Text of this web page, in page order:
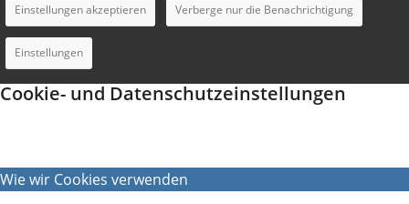
Einstellungen akzeptieren Verberge nur die Benachrichtigung
Einstellungen
Cookie- und Datenschutzeinstellungen
Wie wir Cookies verwenden